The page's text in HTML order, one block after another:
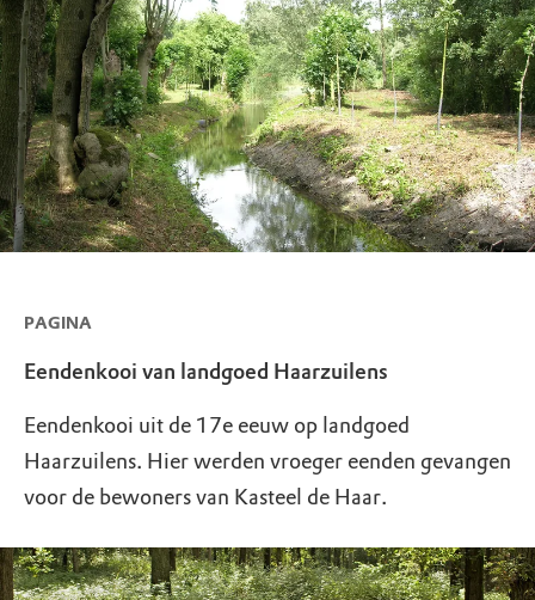
PAGINA
Eendenkooi van landgoed Haarzuilens
Eendenkooi uit de 17e eeuw op landgoed
Haarzuilens. Hier werden vroeger eenden gevangen
voor de bewoners van Kasteel de Haar.